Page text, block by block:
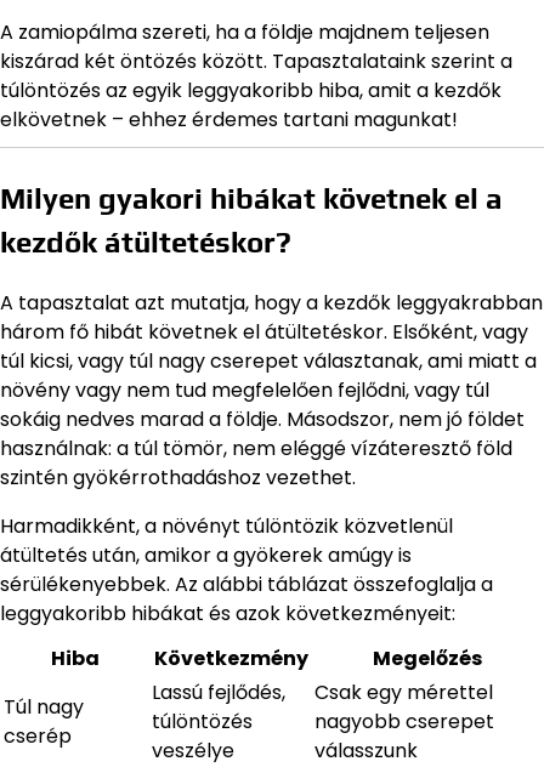
A zamiopálma szereti, ha a földje majdnem teljesen
kiszárad két öntözés között. Tapasztalataink szerint a
túlöntözés az egyik leggyakoribb hiba, amit a kezdők
elkövetnek – ehhez érdemes tartani magunkat!
Milyen gyakori hibákat követnek el a
kezdők átültetéskor?
A tapasztalat azt mutatja, hogy a kezdők leggyakrabban
három fő hibát követnek el átültetéskor. Elsőként, vagy
túl kicsi, vagy túl nagy cserepet választanak, ami miatt a
növény vagy nem tud megfelelően fejlődni, vagy túl
sokáig nedves marad a földje. Másodszor, nem jó földet
használnak: a túl tömör, nem eléggé vízáteresztő föld
szintén gyökérrothadáshoz vezethet.
Harmadikként, a növényt túlöntözik közvetlenül
átültetés után, amikor a gyökerek amúgy is
sérülékenyebbek. Az alábbi táblázat összefoglalja a
leggyakoribb hibákat és azok következményeit:
Hiba
Következmény
Megelőzés
Túl nagy
cserép
Lassú fejlődés,
túlöntözés
veszélye
Csak egy mérettel
nagyobb cserepet
válasszunk